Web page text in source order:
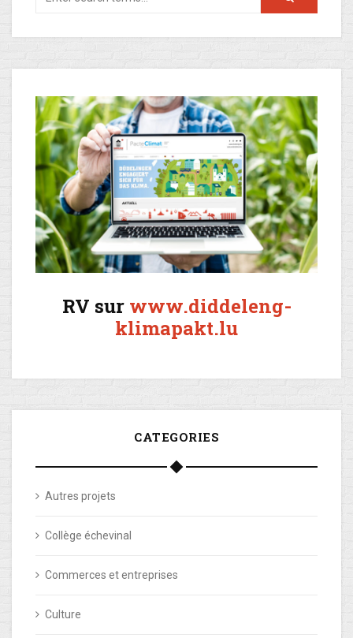
RV sur www.diddeleng-
klimapakt.lu
CATEGORIES
Autres projets
Collège échevinal
Commerces et entreprises
Culture